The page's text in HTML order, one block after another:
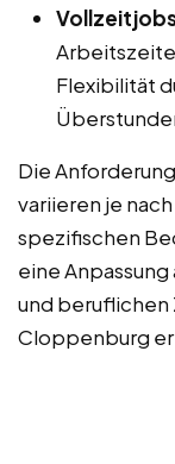
Flexibilität
Die
variieren je
spezifischen
eine
und
Cloppenburg